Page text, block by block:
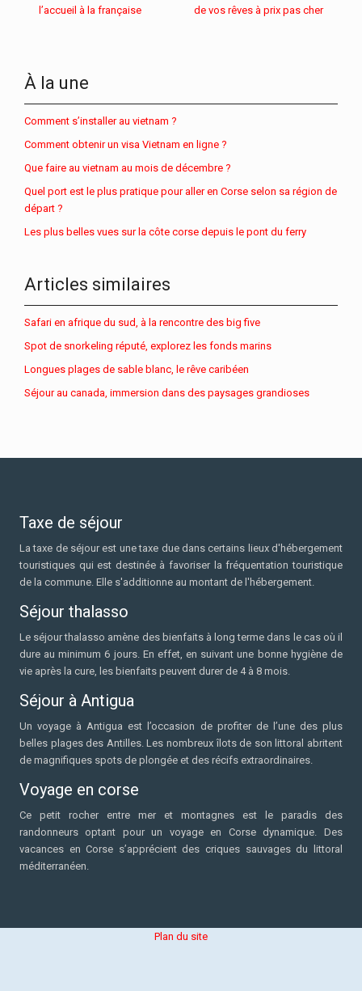
l’accueil à la française
de vos rêves à prix pas cher
À la une
Comment s’installer au vietnam ?
Comment obtenir un visa Vietnam en ligne ?
Que faire au vietnam au mois de décembre ?
Quel port est le plus pratique pour aller en Corse selon sa région de
départ ?
Les plus belles vues sur la côte corse depuis le pont du ferry
Articles similaires
Safari en afrique du sud, à la rencontre des big five
Spot de snorkeling réputé, explorez les fonds marins
Longues plages de sable blanc, le rêve caribéen
Séjour au canada, immersion dans des paysages grandioses
Taxe de séjour
La taxe de séjour est une taxe due dans certains lieux d'hébergement
touristiques qui est destinée à favoriser la fréquentation touristique
de la commune. Elle s'additionne au montant de l'hébergement.
Séjour thalasso
Le séjour thalasso amène des bienfaits à long terme dans le cas où il
dure au minimum 6 jours. En effet, en suivant une bonne hygiène de
vie après la cure, les bienfaits peuvent durer de 4 à 8 mois.
Séjour à Antigua
Un voyage à Antigua est l’occasion de profiter de l’une des plus
belles plages des Antilles. Les nombreux îlots de son littoral abritent
de magnifiques spots de plongée et des récifs extraordinaires.
Voyage en corse
Ce petit rocher entre mer et montagnes est le paradis des
randonneurs optant pour un voyage en Corse dynamique. Des
vacances en Corse s’apprécient des criques sauvages du littoral
méditerranéen.
Plan du site